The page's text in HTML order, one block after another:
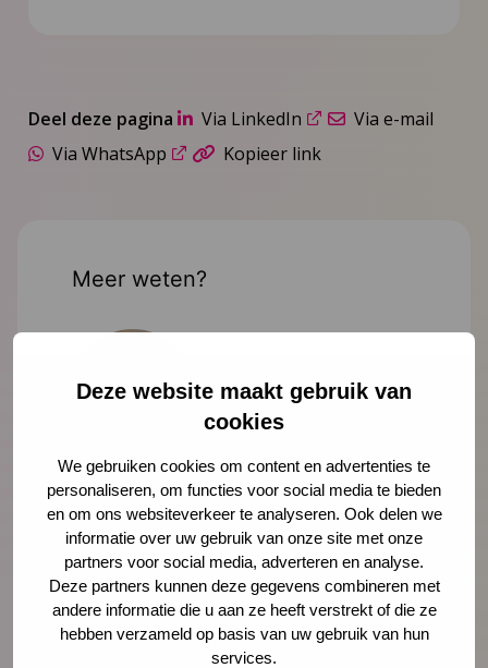
Deze website maakt gebruik van
cookies
We gebruiken cookies om content en advertenties te
personaliseren, om functies voor social media te bieden
en om ons websiteverkeer te analyseren. Ook delen we
informatie over uw gebruik van onze site met onze
partners voor social media, adverteren en analyse.
Deze partners kunnen deze gegevens combineren met
andere informatie die u aan ze heeft verstrekt of die ze
hebben verzameld op basis van uw gebruik van hun
services.
Deel deze pagina Via LinkedIn
Via e-mail
Via WhatsApp
Kopieer link
Meer weten?
Mark Weghorst
adviseur
mweghorst@ncj.nl
06 - 25 39 01 13
LinkedIn